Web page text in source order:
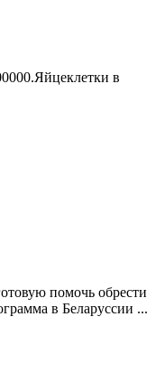
в
помочь обрести
в Беларуссии ...